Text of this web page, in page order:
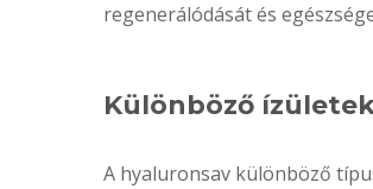
regenerálódását és
Különböző
A hyaluronsav különböző